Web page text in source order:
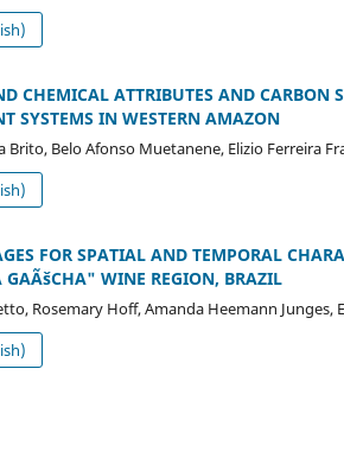
CHEMICAL ATTRIBUTES AND CARBON
SYSTEMS IN WESTERN AMAZON
Brito, Belo Afonso Muetanene, Elizio Ferreira
FOR SPATIAL AND TEMPORAL
WINE REGION, BRAZIL
Rosemary Hoff, Amanda Heemann Junges,